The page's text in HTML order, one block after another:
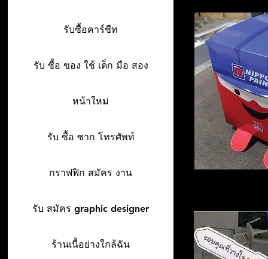
รับซื้อคาร์ซีท
รับ ซื้อ ของ ใช้ เด็ก มือ สอง
หน้าใหม่
รับ ซื้อ ซาก โทรศัพท์
กราฟฟิก สมัคร งาน
รับ สมัคร graphic designer
ร้านเนื้อย่างใกล้ฉัน